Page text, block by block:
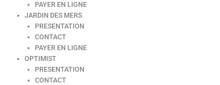
PAYER EN LIGNE
JARDIN DES MERS
PRESENTATION
CONTACT
PAYER EN LIGNE
OPTIMIST
PRESENTATION
CONTACT